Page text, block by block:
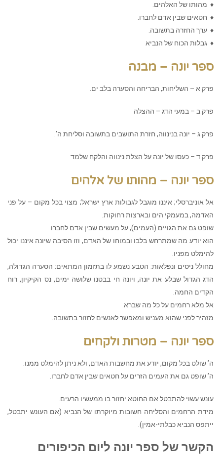
♦ מהותו של האלהים.
♦ חטאים שבין אדם לחברו.
♦ ערך החזרה בתשובה.
♦ גבלות הכוח של הנביא
ספר יונה – מבנה
פרק א – השליחות, הבריחה והסערה בלב ים.
פרק ב – במעי הדג – ההצלה
פרק ג – יונה בנינווה, חזרת התושבים בתשובה וסליחת ה’.
פרק ד – כעסו של יונה על הצלת נינווה והלקח שלמד
ספר יונה – מהותו של אלהים
אל אוניברסלי; איננו מוגבל לגבולות ארץ ישראל; מצוי בכל מקום – על פני
האדמה, במעמקי הים ובארצות רחוקות.
שופט גם את הגויים (העמים), על מעשים שבין אדם לחברו.
הוא יודע מה שמתרחש בלבו ובמוחו של האדם, וזו הסיבה שיונה איננו יכול
להימלט מפניו.
מחולל ניסים ונפלאות: הטבע נשמע לו בתזמון המתאים: הסערה הגדולה,
הדג הגדול שבלע את יונה, ויונה חי בבטנו שלושה ימים, נס הקיקיון, רוח
הקדים החמה.
אל מלא רחמים על כל מה שברא.
מזהיר לפני שהוא מעניש ומאפשר לאנשים לחזור בתשובה.
ספר יונה – מטרות ולקחים
ה’ שולט בכל מקום, יודע את מחשבות האדם, ולא ניתן להימלט ממנו.
ה’ שופט גם את העמים הזרים על חטאים שבין אדם לחברו.
עונש עשוי להתבטל אם החוטא יחזור בו ממעשיו הרעים.
מידת הרחמים והסליחה חשובות מיוקרתו של הנביא (אם העונש יתבטל,
ייתפס הנביא כבלתי-אמין).
הקשר של ספר יונה ליום הכיפורים